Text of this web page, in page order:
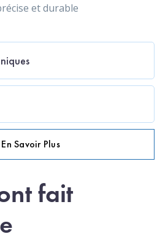
et durable
En Savoir Plus
fait